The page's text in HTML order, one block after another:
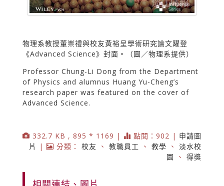
物理系教授董崇禮與校友黃裕呈學術研究論文躍登
《Advanced Science》封面。（圖／物理系提供）
Professor Chung-Li Dong from the Department
of Physics and alumnus Huang Yu-Cheng’s
research paper was featured on the cover of
Advanced Science.
332.7 KB , 895 * 1169 | 點閱：902 | 申請圖
片
| 分類： 校友 、 教職員工 、 教學 、 淡水校
園
、 得獎